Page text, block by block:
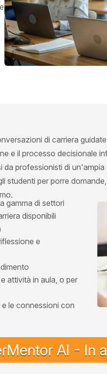
di carriera
e il processo decisionale
professionisti di
studenti per porre
gamma di settori
disponibili
e
attività in aula, o per
le connessioni con
AI - In